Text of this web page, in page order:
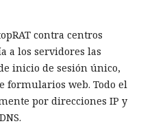
contra centros
a los servidores las
inicio de sesión único,
formularios web. Todo el
por direcciones IP y
quedó en el